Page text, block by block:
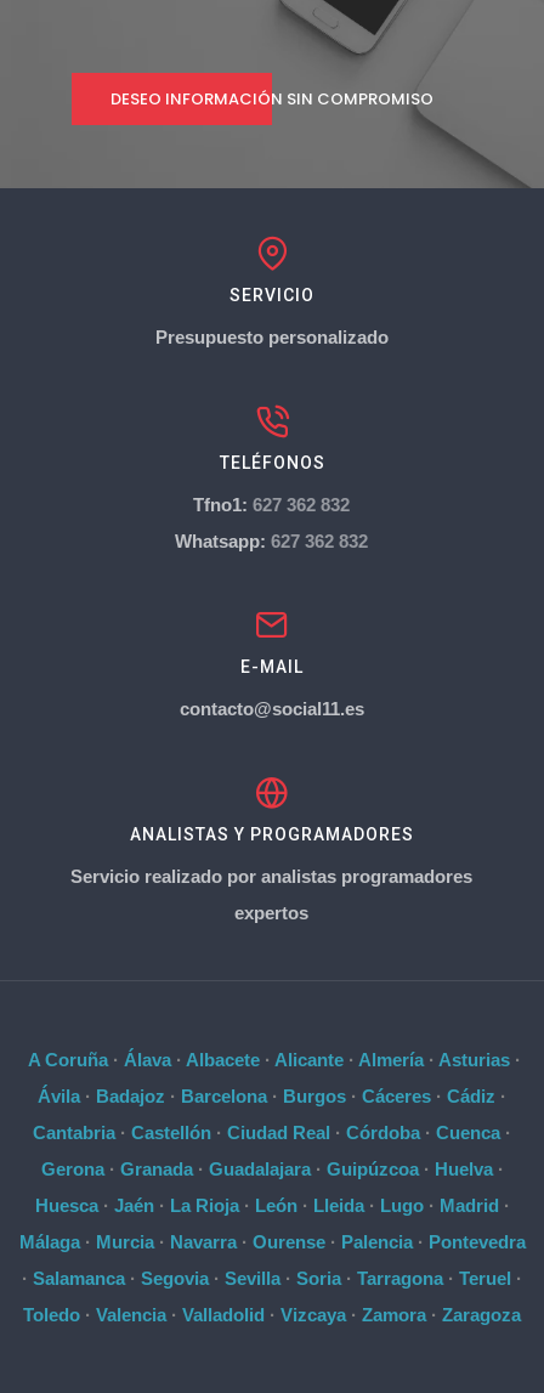
DESEO INFORMACIÓN SIN COMPROMISO
SERVICIO
Presupuesto personalizado
TELÉFONOS
Tfno1:627 362 832
Whatsapp:627 362 832
E-MAIL
contacto@social11.es
ANALISTAS Y PROGRAMADORES
Servicio realizado por analistas programadores
expertos
A Coruña· Álava· Albacete· Alicante· Almería· Asturias·
Ávila · Badajoz · Barcelona · Burgos · Cáceres · Cádiz ·
Cantabria · Castellón · Ciudad Real · Córdoba · Cuenca ·
Gerona· Granada· Guadalajara· Guipúzcoa· Huelva·
Huesca· Jaén· La Rioja· León· Lleida· Lugo· Madrid ·
Málaga· Murcia· Navarra· Ourense· Palencia· Pontevedra
· Salamanca · Segovia · Sevilla · Soria · Tarragona · Teruel ·
Toledo · Valencia · Valladolid · Vizcaya · Zamora · Zaragoza